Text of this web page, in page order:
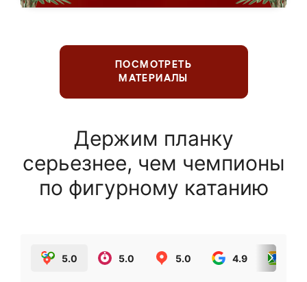
ПОСМОТРЕТЬ
МАТЕРИАЛЫ
Держим планку
серьезнее, чем чемпионы
по фигурному катанию
5.0 5.0 5.0 4.9